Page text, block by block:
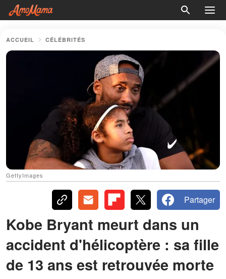
ACCUEIL CÉLÉBRITÉS
GettyImages
Partager
Kobe Bryant meurt dans un
accident d'hélicoptère : sa fille
de 13 ans est retrouvée morte